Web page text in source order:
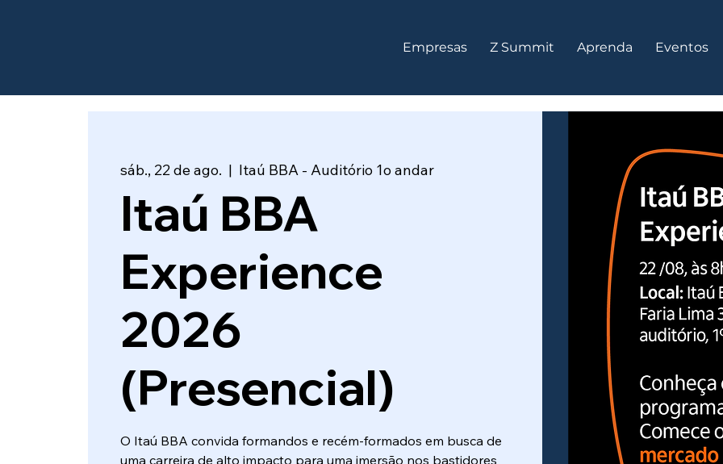
Eventos
Aprenda
Z Summit
Empresas
sáb., 22 de ago.
  |
Itaú BBA - Auditório 1o andar
Itaú BBA
Experience
2026
(Presencial)
O Itaú BBA convida formandos e recém-formados em busca de
uma carreira de alto impacto para uma imersão nos bastidores